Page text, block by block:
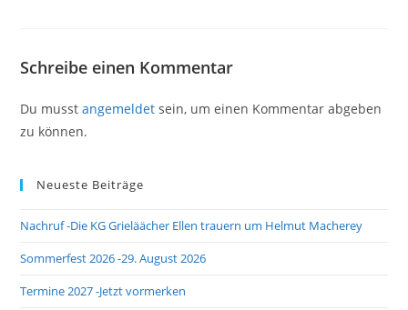
Schreibe einen Kommentar
Du musstangemeldet sein, um einen Kommentar abgeben
zu können.
Neueste Beiträge
Nachruf -Die KG Grieläächer Ellen trauern um Helmut Macherey
Sommerfest 2026 -29. August 2026
Termine 2027 -Jetzt vormerken